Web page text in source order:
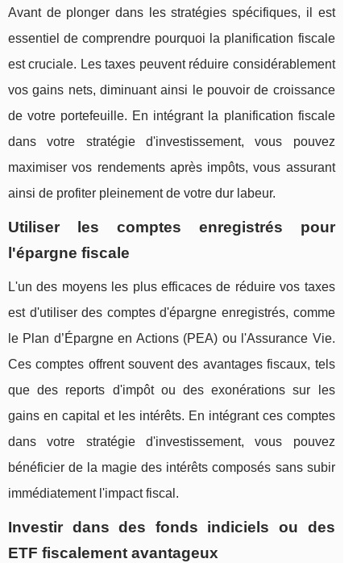
Avant de plonger dans les stratégies spécifiques, il est
essentiel de comprendre pourquoi la planification fiscale
est cruciale. Les taxes peuvent réduire considérablement
vos gains nets, diminuant ainsi le pouvoir de croissance
de votre portefeuille. En intégrant la planification fiscale
dans votre stratégie d'investissement, vous pouvez
maximiser vos rendements après impôts, vous assurant
ainsi de profiter pleinement de votre dur labeur.
Utiliser les comptes enregistrés pour
l'épargne fiscale
L'un des moyens les plus efficaces de réduire vos taxes
est d'utiliser des comptes d'épargne enregistrés, comme
le Plan d’Épargne en Actions (PEA) ou l'Assurance Vie.
Ces comptes offrent souvent des avantages fiscaux, tels
que des reports d'impôt ou des exonérations sur les
gains en capital et les intérêts. En intégrant ces comptes
dans votre stratégie d'investissement, vous pouvez
bénéficier de la magie des intérêts composés sans subir
immédiatement l'impact fiscal.
Investir dans des fonds indiciels ou des
ETF fiscalement avantageux